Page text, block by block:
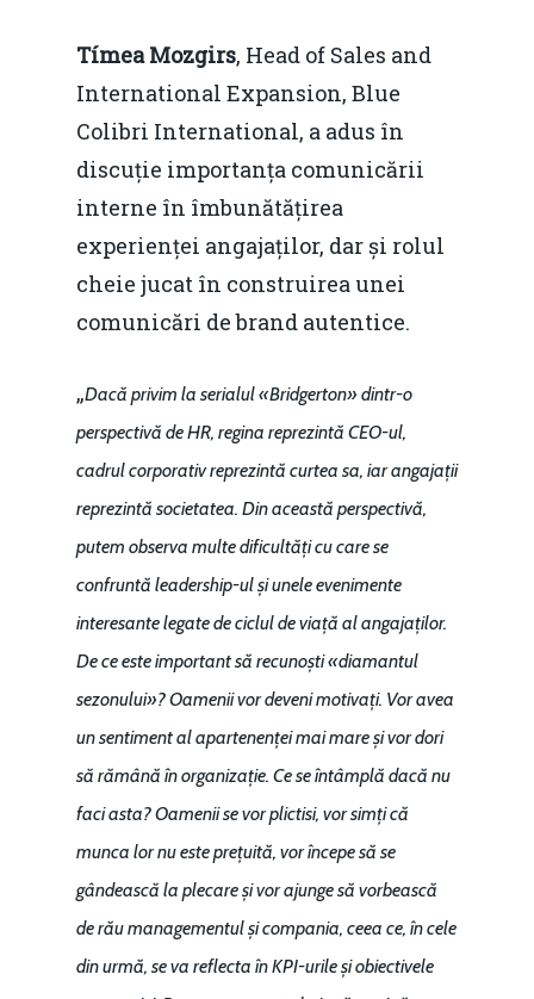
Tímea Mozgirs, Head of Sales and
International Expansion, Blue
Colibri International, a adus în
discuție importanța comunicării
interne în îmbunătățirea
experienței angajaților, dar și rolul
cheie jucat în construirea unei
comunicări de brand autentice.
„Dacă privim la serialul «Bridgerton» dintr-o
perspectivă de HR, regina reprezintă CEO-ul,
cadrul corporativ reprezintă curtea sa, iar angajații
reprezintă societatea. Din această perspectivă,
putem observa multe dificultăți cu care se
confruntă leadership-ul și unele evenimente
interesante legate de ciclul de viață al angajaților.
De ce este important să recunoști «diamantul
sezonului»? Oamenii vor deveni motivați. Vor avea
un sentiment al apartenenței mai mare și vor dori
să rămână în organizație. Ce se întâmplă dacă nu
faci asta? Oamenii se vor plictisi, vor simți că
munca lor nu este prețuită, vor începe să se
gândească la plecare și vor ajunge să vorbească
de rău managementul și compania, ceea ce, în cele
din urmă, se va reflecta în KPI-urile și obiectivele